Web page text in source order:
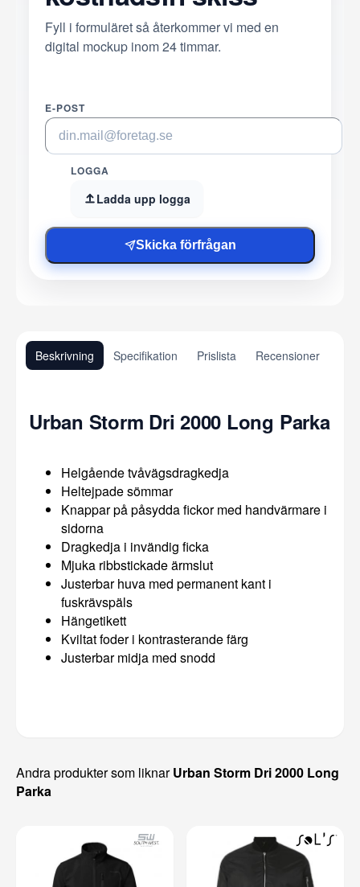
Fyll i formuläret så återkommer vi med en
digital mockup inom 24 timmar.
E-POST
LOGGA
Ladda upp logga
Skicka förfrågan
Beskrivning Specifikation Prislista Recensioner
Urban Storm Dri 2000 Long Parka
Helgående tvåvägsdragkedja
Heltejpade sömmar
Knappar på påsydda fickor med handvärmare i
sidorna
Dragkedja i invändig ficka
Mjuka ribbstickade ärmslut
Justerbar huva med permanent kant i
fuskrävspäls
Hängetikett
Kviltat foder i kontrasterande färg
Justerbar midja med snodd
Andra produkter som liknarUrban Storm Dri 2000 Long
Parka